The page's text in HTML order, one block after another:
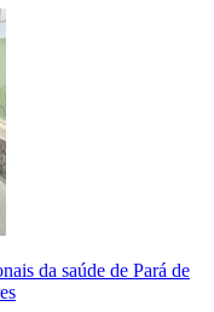
da saúde de Pará de